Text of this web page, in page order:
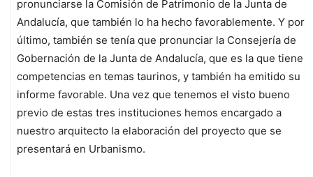
pronunciarse la Comisión de Patrimonio de la Junta de
Andalucía, que también lo ha hecho favorablemente. Y por
último, también se tenía que pronunciar la Consejería de
Gobernación de la Junta de Andalucía, que es la que tiene
competencias en temas taurinos, y también ha emitido su
informe favorable. Una vez que tenemos el visto bueno
previo de estas tres instituciones hemos encargado a
nuestro arquitecto la elaboración del proyecto que se
presentará en Urbanismo.